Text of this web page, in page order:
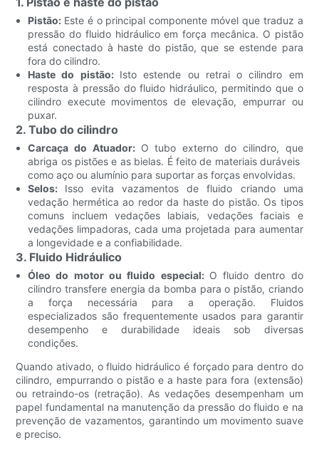
Pistão: Este é o principal componente móvel que traduz a
pressão do fluido hidráulico em força mecânica. O pistão
está conectado à haste do pistão, que se estende para
fora do cilindro.
Haste do pistão: Isto estende ou retrai o cilindro em
resposta à pressão do fluido hidráulico, permitindo que o
cilindro execute movimentos de elevação, empurrar ou
puxar.
2. Tubo do cilindro
Carcaça do Atuador: O tubo externo do cilindro, que
abriga os pistões e as bielas. É feito de materiais duráveis ​​
como aço ou alumínio para suportar as forças envolvidas.
Selos: Isso evita vazamentos de fluido criando uma
vedação hermética ao redor da haste do pistão. Os tipos
comuns incluem vedações labiais, vedações faciais e
vedações limpadoras, cada uma projetada para aumentar
a longevidade e a confiabilidade.
3. Fluido Hidráulico
Óleo do motor ou fluido especial: O fluido dentro do
cilindro transfere energia da bomba para o pistão, criando
a força necessária para a operação. Fluidos
especializados são frequentemente usados ​​para garantir
desempenho e durabilidade ideais sob diversas
condições.
Quando ativado, o fluido hidráulico é forçado para dentro do
cilindro, empurrando o pistão e a haste para fora (extensão)
ou retraindo-os (retração). As vedações desempenham um
papel fundamental na manutenção da pressão do fluido e na
prevenção de vazamentos, garantindo um movimento suave
e preciso.